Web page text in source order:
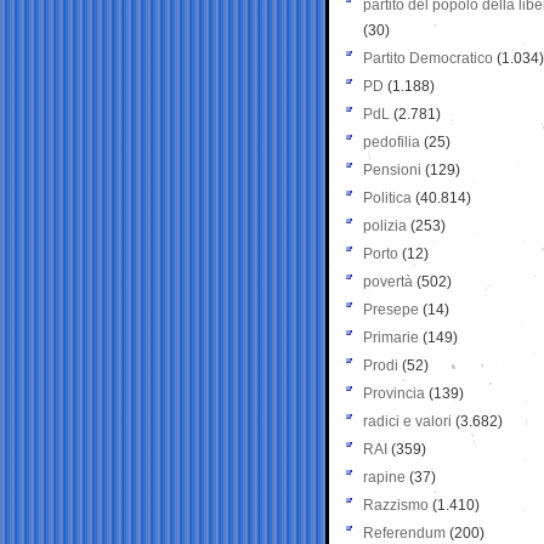
partito del popolo della
(30)
Partito Democratico (1.034)
PD (1.188)
PdL (2.781)
pedofilia (25)
Pensioni (129)
Politica (40.814)
polizia (253)
Porto (12)
povertà (502)
Presepe (14)
Primarie (149)
Prodi (52)
Provincia (139)
radici e valori (3.682)
RAI (359)
rapine (37)
Razzismo (1.410)
Referendum (200)